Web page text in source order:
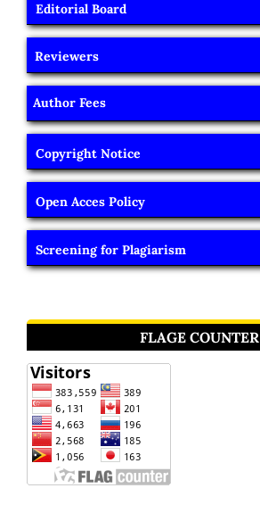
Editorial Board
Reviewers
Author Fees
Copyright Notice
Open Acces Policy
Screening for Plagiarism
FLAGE COUNTER